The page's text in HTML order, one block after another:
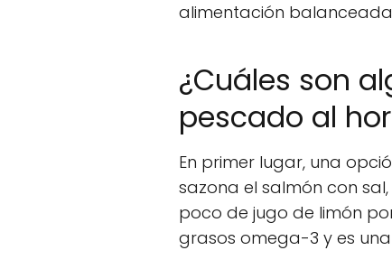
alimentación
¿Cuáles son
pescado al
En primer lugar, una
sazona el salmón con
poco de jugo de limón
grasos omega-3 y es